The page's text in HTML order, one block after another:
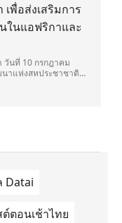
เพื่อส่งเสริมการ
ในแอฟริกาและ
วันที่ 10 กรกฎาคม
าแห่งสหประชาชาติ
Datai
ตอนเช้าไทย